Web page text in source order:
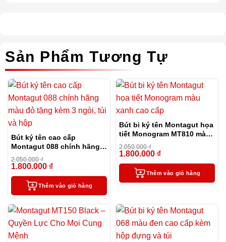
Sản Phẩm Tương Tự
Bút ký tên cao cấp
Montagut 088 chính hãng
màu đỏ tặng kèm 3 ngòi,
túi và hộp
2.050.000₫
1.800.000 ₫
Thêm vào giỏ hàng
Bút bi ký tên Montagut họa
tiết Monogram MT810 màu
xanh cao cấp
2.050.000₫
1.800.000 ₫
Thêm vào giỏ hàng